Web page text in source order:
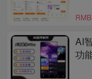
RMB
AI
功